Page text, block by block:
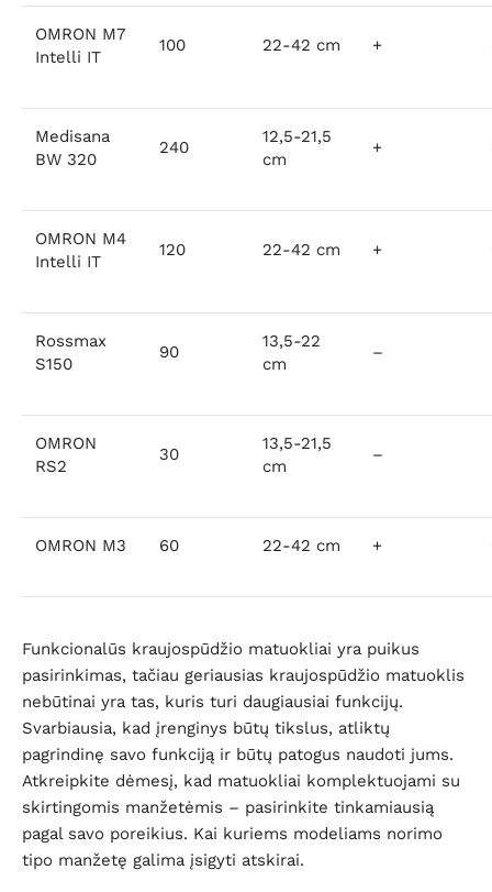
OMRON M7
Intelli IT
100 22-42 cm +
Medisana
BW 320
240
12,5-21,5
cm
+
OMRON M4
Intelli IT
120 22-42 cm +
Rossmax
S150
90
13,5-22
cm
–
OMRON
RS2
30
13,5-21,5
cm
–
OMRON M3 60 22-42 cm +
Funkcionalūs kraujospūdžio matuokliai yra puikus
pasirinkimas, tačiau geriausias kraujospūdžio matuoklis
nebūtinai yra tas, kuris turi daugiausiai funkcijų.
Svarbiausia, kad įrenginys būtų tikslus, atliktų
pagrindinę savo funkciją ir būtų patogus naudoti jums.
Atkreipkite dėmesį, kad matuokliai komplektuojami su
skirtingomis manžetėmis – pasirinkite tinkamiausią
pagal savo poreikius. Kai kuriems modeliams norimo
tipo manžetę galima įsigyti atskirai.